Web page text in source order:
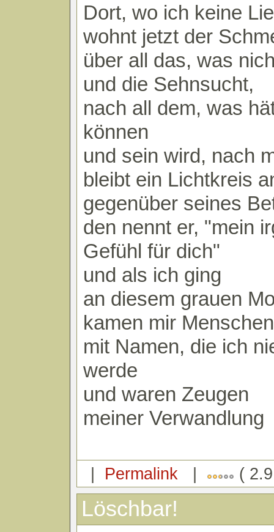
Dort, wo ich keine
wohnt jetzt der
über all das, was
und die Sehnsucht,
nach all dem, was
können
und sein wird, nach
bleibt ein Lichtkreis
gegenüber seines
den nennt er, "mein
Gefühl für dich"
und als ich ging
an diesem grauen
kamen mir
mit Namen, die ich
werde
und waren Zeugen
meiner Verwandlung
| Permalink | (
Löschbar!